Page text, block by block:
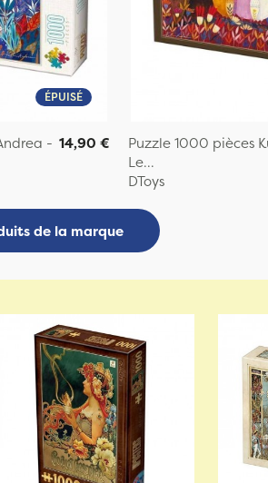
ÉPUISÉ
- 14,90 €
Puzzle 1000 pièces
Le...
DToys
de la marque